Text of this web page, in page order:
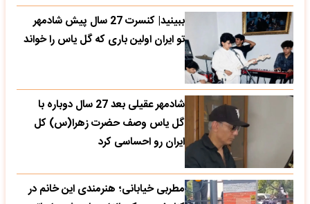
ببینید| کنسرت 27 سال پیش شادمهر
تو ایران اولین باری که گل یاس را خواند
شادمهر عقیلی بعد 27 سال دوباره با
گل یاس وصف حضرت زهرا(س) کل
ایران رو احساسی کرد
مطربی خیابانی؛ هنرمندی این خانم در